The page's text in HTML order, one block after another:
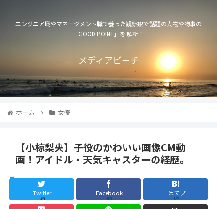
エンジニア職やマネージメント職で養った観察眼で話題の人物や物事の
「GOOD POINT」を 解析！
メディアビーチ
ホーム 女優
【小椋梨央】子役のかわいい画像CM動
画！アイドル・天気キャスターの経歴。
Twitter Facebook はてブ